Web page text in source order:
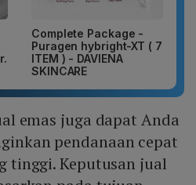
Complete Package -
Puragen hybright-XT ( 7
ITEM ) - DAVIENA
SKINCARE
emas juga dapat Anda
pendanaan cepat
tinggi. Keputusan jual